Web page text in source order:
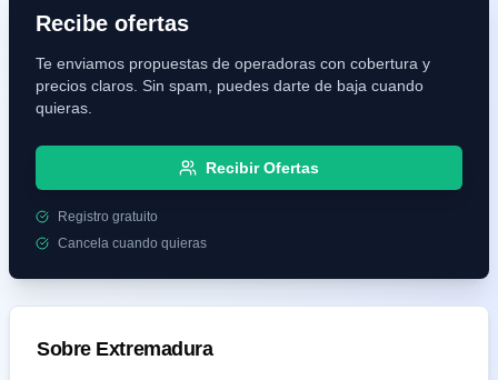
Recibe ofertas
Te enviamos propuestas de operadoras con cobertura y
precios claros. Sin spam, puedes darte de baja cuando
quieras.
Recibir Ofertas
Registro gratuito
Cancela cuando quieras
Sobre Extremadura